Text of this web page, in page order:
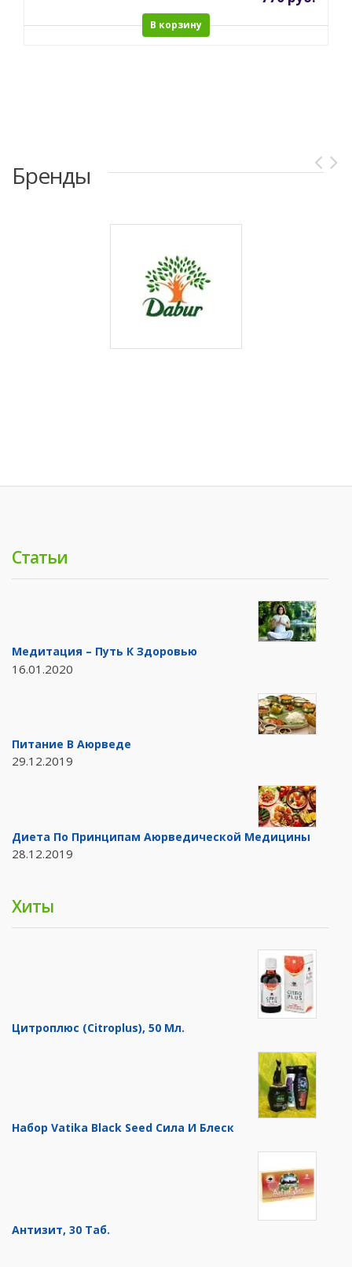
В корзину
Бренды
Статьи
Медитация – Путь К Здоровью
16.01.2020
Питание В Аюрведе
29.12.2019
Диета По Принципам Аюрведической Медицины
28.12.2019
Хиты
Цитроплюс (Citroplus), 50 Мл.
Набор Vatika Black Seed Сила И Блеск
Антизит, 30 Таб.